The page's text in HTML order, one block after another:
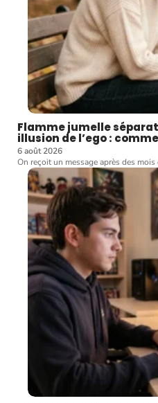
Flamme jumelle
illusion de l’ego :
6 août 2026
On reçoit un message après des